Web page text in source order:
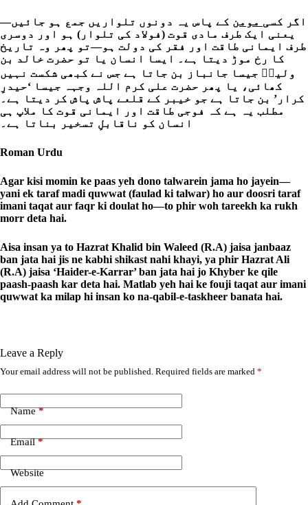
اگر کسی مومن کے پاس یہ دونوں تلواریں جمع ہو جائیں—
یعنی ایک طرف مادی قوت (فولاد کی تلوار) ہو اور دوسری
طرف ایمانی طاقت اور فقر کی دولت ہو—تو پھر وہ تاریخ
کا رخ موڑ دیتا ہے۔ ایسا انسان یا تو حضرت خالد بن
ولیدؓ جیسا جانباز بن جاتا ہے جس نے کبھی شکست نہیں
کھائی، یا پھر حضرت علی کرم اللہ وجہہ جیسا ‘حیدرِ
کرار’ بن جاتا ہے جو خیبر کے قلعے پاش پاش کر دیتا ہے۔
مطلب یہ ہے کہ فوجی طاقت اور ایمانی قوت کا ملاپ ہی
انسان کو ناقابلِ تسخیر بناتا ہے۔
Roman Urdu
Agar kisi momin ke paas yeh dono talwarein jama ho jayein—
yani ek taraf madi quwwat (faulad ki talwar) ho aur doosri taraf
imani taqat aur faqr ki doulat ho—to phir woh tareekh ka rukh
morr deta hai.
Aisa insan ya to Hazrat Khalid bin Waleed (R.A) jaisa janbaaz
ban jata hai jis ne kabhi shikast nahi khayi, ya phir Hazrat Ali
(R.A) jaisa ‘Haider-e-Karrar’ ban jata hai jo Khyber ke qile
paash-paash kar deta hai. Matlab yeh hai ke fouji taqat aur imani
quwwat ka milap hi insan ko na-qabil-e-taskheer banata hai.
Leave a Reply
Your email address will not be published. Required fields are marked *
Name*
Email*
Website
A
t
e
t
i